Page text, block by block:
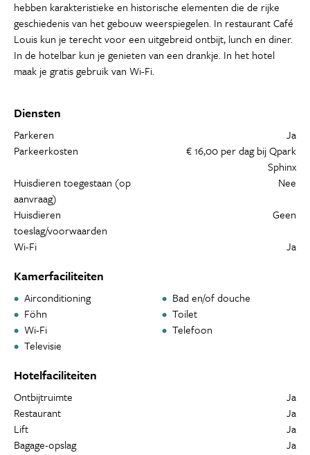
hebben karakteristieke en historische elementen die de rijke
geschiedenis van het gebouw weerspiegelen. In restaurant Café
Louis kun je terecht voor een uitgebreid ontbijt, lunch en diner.
In de hotelbar kun je genieten van een drankje. In het hotel
maak je gratis gebruik van Wi-Fi.
Diensten
Parkeren
Ja
Parkeerkosten
€ 16,00 per dag bij Qpark
Sphinx
Huisdieren toegestaan (op
aanvraag)
Nee
Huisdieren
toeslag/voorwaarden
Geen
Wi-Fi Ja
Kamerfaciliteiten
Airconditioning
Bad en/of douche
Föhn
Toilet
Wi-Fi
Telefoon
Televisie
Hotelfaciliteiten
Ontbijtruimte
Ja
Restaurant
Ja
Lift
Ja
Bagage-opslag
Ja